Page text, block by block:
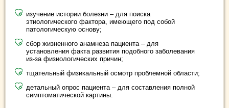
изучение истории болезни – для поиска
этиологического фактора, имеющего под собой
патологическую основу;
сбор жизненного анамнеза пациента – для
установления факта развития подобного заболевания
из-за физиологических причин;
тщательный физикальный осмотр проблемной области;
детальный опрос пациента – для составления полной
симптоматической картины.